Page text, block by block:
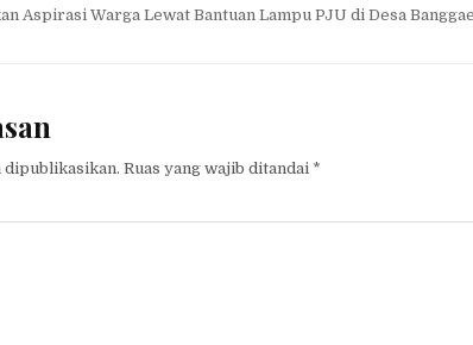
Aspirasi Warga Lewat Bantuan Lampu PJU di Desa
dipublikasikan. Ruas yang wajib ditandai *